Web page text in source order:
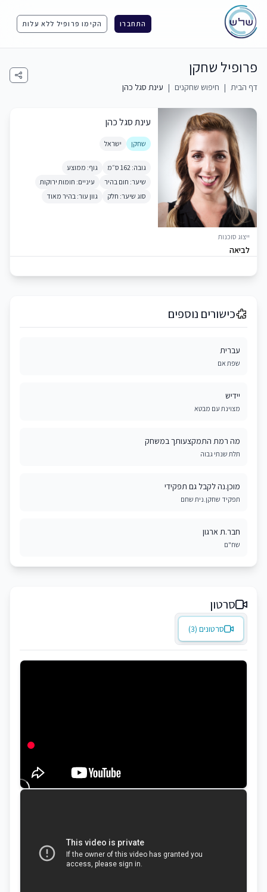
התחברו הקימו פרופיל ללא עלות
פרופיל שחקן
דף הבית | חיפוש שחקנים | עינת סגל כהן
ייצוג סוכנות
לביאה
עינת סגל כהן
שחקן ישראל
גובה: 162 ס״מ
גוף: ממוצע
שיער: חום בהיר
עיניים: חומות ירוקות
סוג שיער: חלק
גוון עור: בהיר מאוד
כישורים נוספים
עברית
שפת אם
יידיש
מצוינת עם מבטא
מה רמת התמקצעותך במשחק
תלת שנתי גבוה
מוכן.נה לקבל גם תפקידי
תפקיד שחקן.נית שחם
חבר.ת ארגון
שח"ם
סרטון
סרטונים (3)